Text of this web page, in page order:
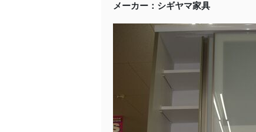
メーカー：シギヤマ家具